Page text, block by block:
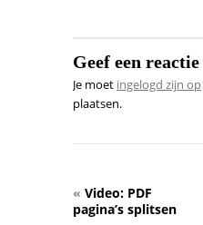
Geef een reactie
Je moet ingelogd zijn op
plaatsen.
« Video: PDF
pagina’s splitsen